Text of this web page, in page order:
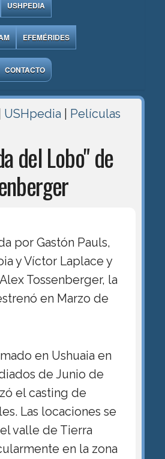
USHPEDIA
EFEMÉRIDES
CONTACTO
USHpedia Películas
del Lobo" de
por Gastón Pauls,
y Víctor Laplace y
Tossenberger, la
en Marzo de
en Ushuaia en
de Junio de
el casting de
Las locaciones se
valle de Tierra
en la zona